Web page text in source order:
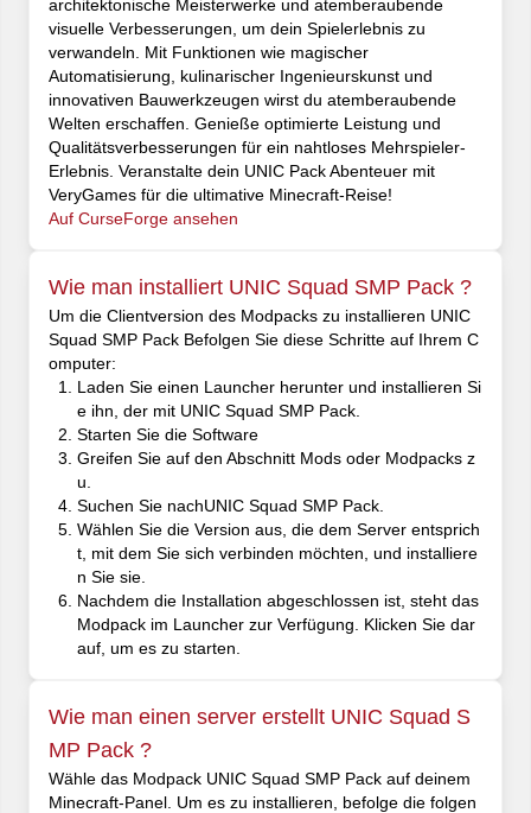
architektonische Meisterwerke und atemberaubende
visuelle Verbesserungen, um dein Spielerlebnis zu
verwandeln. Mit Funktionen wie magischer
Automatisierung, kulinarischer Ingenieurskunst und
innovativen Bauwerkzeugen wirst du atemberaubende
Welten erschaffen. Genieße optimierte Leistung und
Qualitätsverbesserungen für ein nahtloses Mehrspieler-
Erlebnis. Veranstalte dein UNIC Pack Abenteuer mit
VeryGames für die ultimative Minecraft-Reise!
Auf CurseForge ansehen
Wie man installiert UNIC Squad SMP Pack ?
Um die Clientversion des Modpacks zu installieren UNIC
Squad SMP Pack Befolgen Sie diese Schritte auf Ihrem C
omputer:
Laden Sie einen Launcher herunter und installieren Si
e ihn, der mit UNIC Squad SMP Pack.
Starten Sie die Software
Greifen Sie auf den Abschnitt Mods oder Modpacks z
u.
Suchen Sie nachUNIC Squad SMP Pack.
Wählen Sie die Version aus, die dem Server entsprich
t, mit dem Sie sich verbinden möchten, und installiere
n Sie sie.
Nachdem die Installation abgeschlossen ist, steht das
Modpack im Launcher zur Verfügung. Klicken Sie dar
auf, um es zu starten.
Wie man einen server erstellt UNIC Squad S
MP Pack ?
Wähle das Modpack UNIC Squad SMP Pack auf deinem
Minecraft-Panel. Um es zu installieren, befolge die folgen